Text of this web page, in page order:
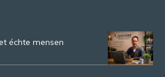
échte mensen